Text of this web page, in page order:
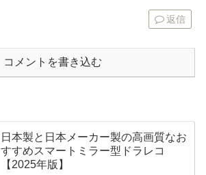
返信
コメントを書き込む
日本製と日本メーカー製の高画質なお
すすめスマートミラー型ドラレコ
【2025年版】